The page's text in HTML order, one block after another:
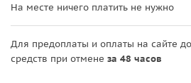
На месте ничего платить не нужно
Для предоплаты и оплаты на сайте
средств при отмене за 48 часов